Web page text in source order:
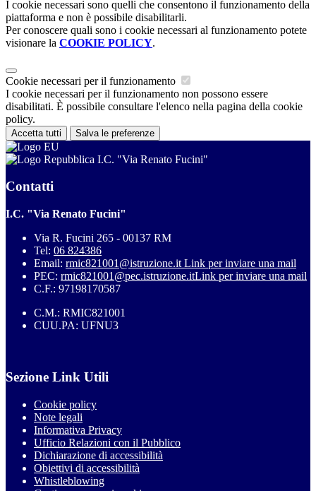
I cookie necessari sono quelli che consentono il funzionamento della
piattaforma e non è possibile disabilitarli.
Per conoscere quali sono i cookie necessari al funzionamento potete
visionare la COOKIE POLICY.
Cookie necessari per il funzionamento
I cookie necessari per il funzionamento non possono essere
disabilitati. È possibile consultare l'elenco nella pagina della cookie
policy.
Accetta tutti Salva le preferenze
I.C. "Via Renato Fucini"
Contatti
I.C. "Via Renato Fucini"
Via R. Fucini 265 - 00137 RM
Tel: 06 824386
Email: rmic821001@istruzione.it Link per inviare una mail
PEC: rmic821001@pec.istruzione.itLink per inviare una mail
C.F.: 97198170587
C.M.: RMIC821001
CUU.PA: UFNU3
Sezione Link Utili
Cookie policy
Note legali
Informativa Privacy
Ufficio Relazioni con il Pubblico
Dichiarazione di accessibilità
Obiettivi di accessibilità
Whistleblowing